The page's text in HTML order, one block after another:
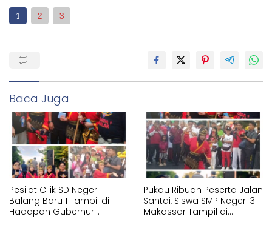
1
2 3
Baca Juga
Pesilat Cilik SD Negeri
Balang Baru 1 Tampil di
Hadapan Gubernur
Pukau Ribuan Peserta Jalan
Santai, Siswa SMP Negeri 3
Makassar Tampil di